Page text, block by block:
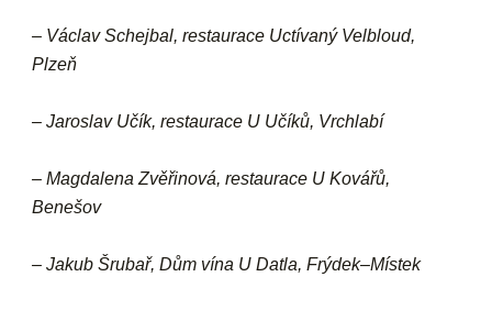
– Václav Schejbal, restaurace Uctívaný Velbloud,
Plzeň
– Jaroslav Učík, restaurace U Učíků, Vrchlabí
– Magdalena Zvěřinová, restaurace U Kovářů,
Benešov
– Jakub Šrubař, Dům vína U Datla, Frýdek–Místek